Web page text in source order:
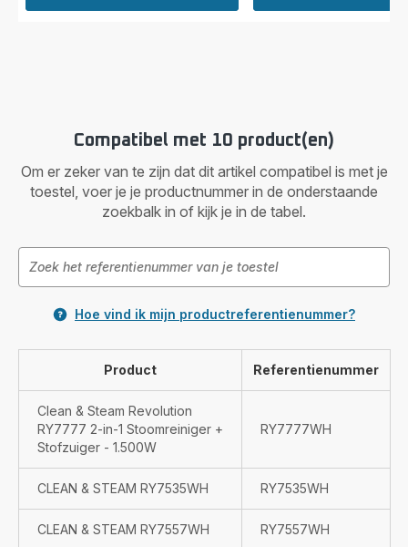
Compatibel met 10 product(en)
Om er zeker van te zijn dat dit artikel compatibel is met je
toestel, voer je je productnummer in de onderstaande
zoekbalk in of kijk je in de tabel.
Hoe vind ik mijn productreferentienummer?
Product Referentienummer
Clean & Steam Revolution
RY7777 2-in-1 Stoomreiniger +
Stofzuiger - 1.500W
RY7777WH
CLEAN & STEAM RY7535WH RY7535WH
CLEAN & STEAM RY7557WH RY7557WH